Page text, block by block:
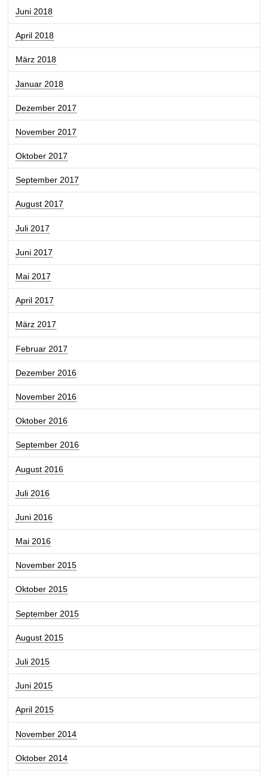
Juni 2018
April 2018
März 2018
Januar 2018
Dezember 2017
November 2017
Oktober 2017
September 2017
August 2017
Juli 2017
Juni 2017
Mai 2017
April 2017
März 2017
Februar 2017
Dezember 2016
November 2016
Oktober 2016
September 2016
August 2016
Juli 2016
Juni 2016
Mai 2016
November 2015
Oktober 2015
September 2015
August 2015
Juli 2015
Juni 2015
April 2015
November 2014
Oktober 2014